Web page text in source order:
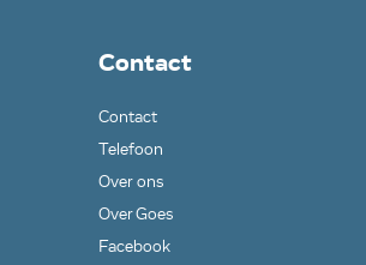
Contact
Contact
Telefoon
Over ons
Over Goes
Facebook